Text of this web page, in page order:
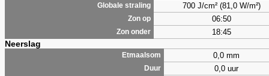
Globale straling 700 J/cm² (81,0 W/m²)
Zon op 06:50
Zon onder 18:45
Neerslag
Etmaalsom 0,0 mm
Duur 0,0 uur